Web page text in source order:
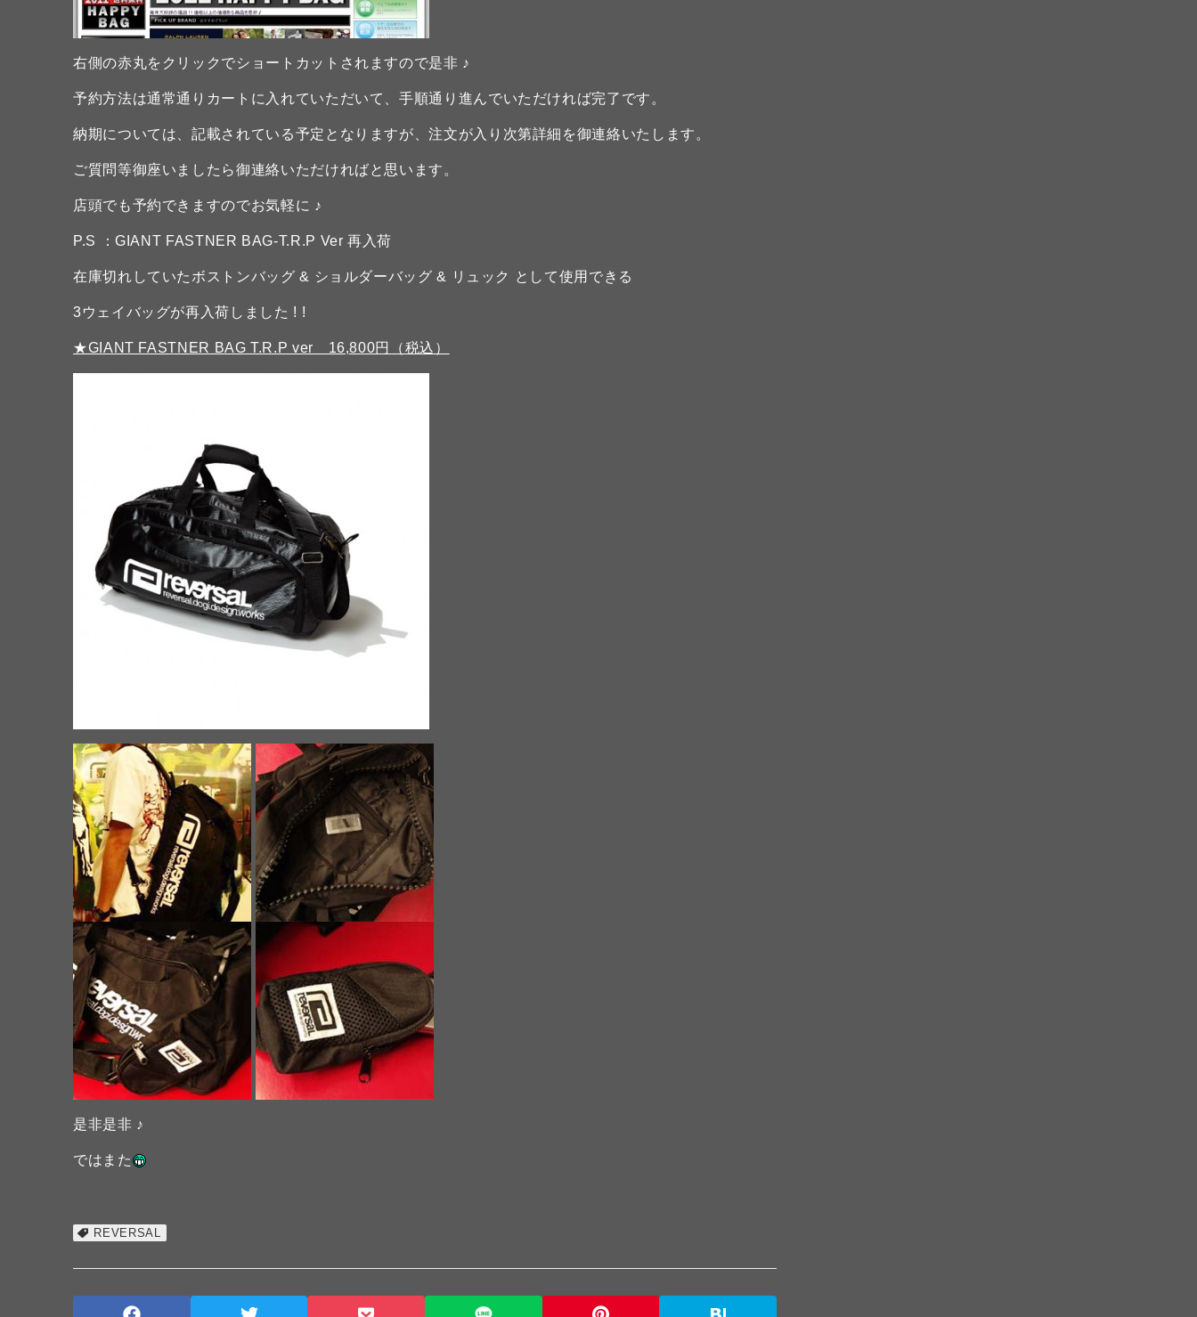
右側の赤丸をクリックでショートカットされますので是非 ♪
予約方法は通常通りカートに入れていただいて、手順通り進んでいただければ完了です。
納期については、記載されている予定となりますが、注文が入り次第詳細を御連絡いたします。
ご質問等御座いましたら御連絡いただければと思います。
店頭でも予約できますのでお気軽に ♪
P.S ：GIANT FASTNER BAG-T.R.P Ver 再入荷
在庫切れしていたボストンバッグ & ショルダーバッグ & リュック として使用できる
3ウェイバッグが再入荷しました ! !
★GIANT FASTNER BAG T.R.P ver 16,800円（税込）
是非是非 ♪
ではまた
REVERSAL